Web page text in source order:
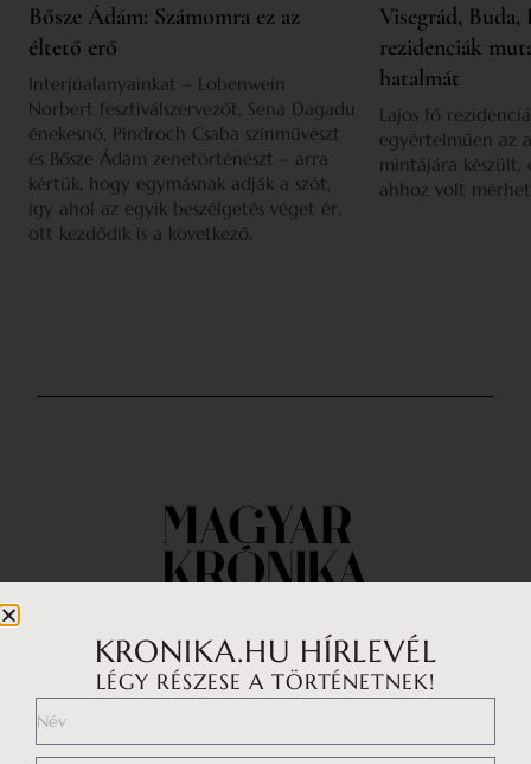
Bősze Ádám: Számomra ez az
éltető erő
Interjúalanyainkat – Lobenwein
Norbert fesztiválszervezőt, Sena Dagadu
énekesnő, Pindroch Csaba színművészt
és Bősze Ádám zenetörténészt – arra
kértük, hogy egymásnak adják a szót,
így ahol az egyik beszélgetés véget ér,
ott kezdődik is a következő.
Visegrád,
rezidenciák
hatalmát
Lajos fő
egyértelműen az
mintájára készült,
ahhoz volt
Impresszum
KRONIKA.HU HÍRLEVÉL
LÉGY RÉSZESE A TÖRTÉNETNEK!